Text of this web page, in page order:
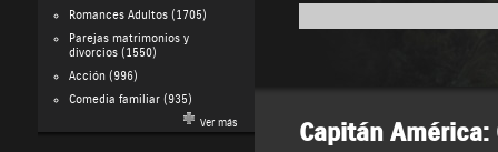
Romances Adultos(1705)
Parejas matrimonios y
divorcios(1550)
Acción(996)
Comedia familiar(935)
Ver más Capitán América: